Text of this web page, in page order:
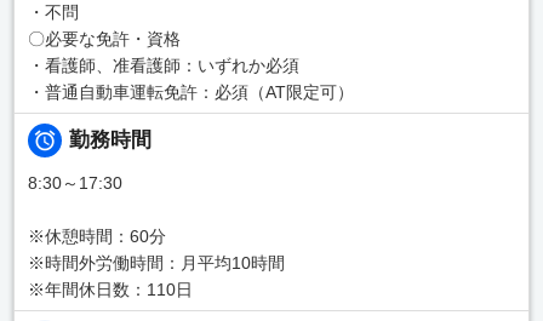
・不問
〇必要な免許・資格
・看護師、准看護師：いずれか必須
・普通自動車運転免許：必須（AT限定可）
勤務時間
8:30～17:30
※休憩時間：60分
※時間外労働時間：月平均10時間
※年間休日数：110日